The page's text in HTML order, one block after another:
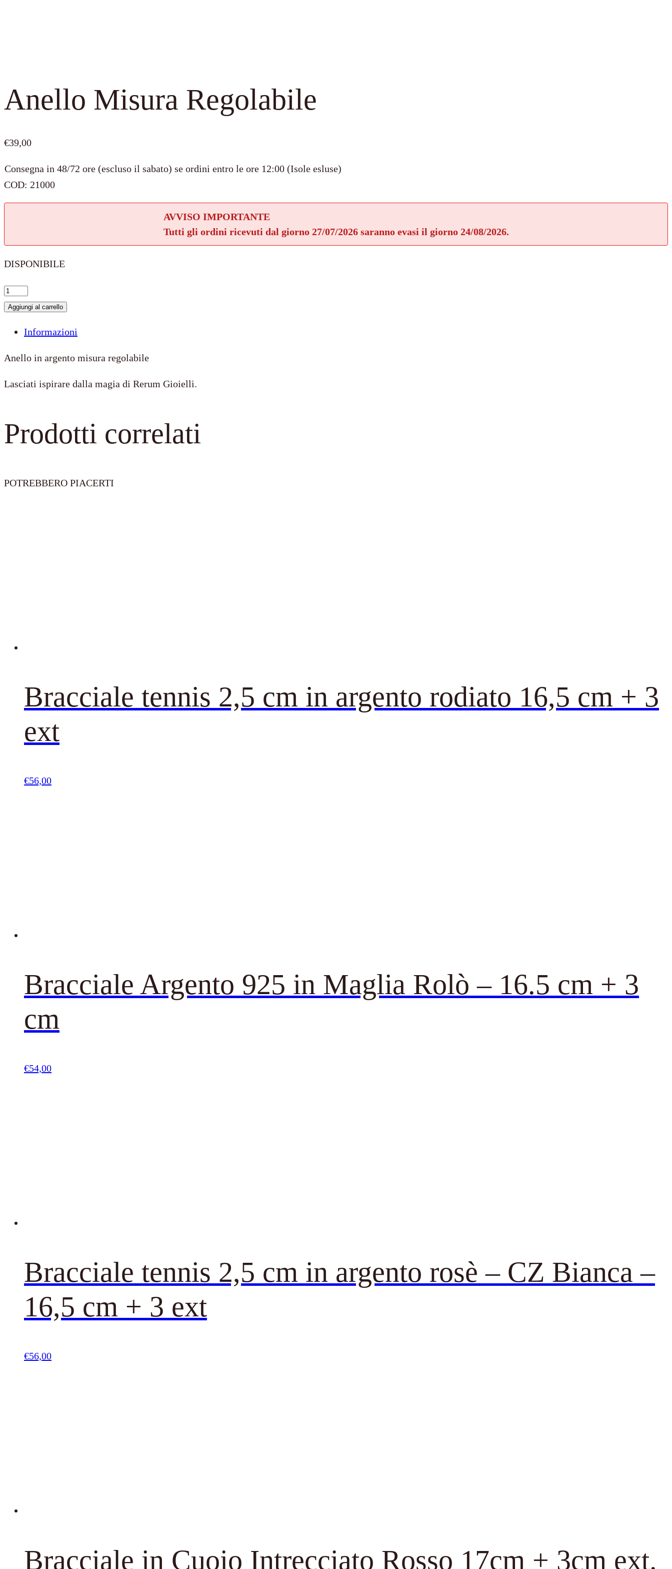
Anello Misura Regolabile
€39,00
Consegna in 48/72 ore (escluso il sabato) se ordini entro le ore 12:00 (Isole esluse)
COD: 21000
AVVISO IMPORTANTE
Tutti gli ordini ricevuti dal giorno 27/07/2026 saranno evasi il giorno 24/08/2026.
DISPONIBILE
Anello
Misura
quantità
Aggiungi al carrello
Informazioni
Anello in argento misura regolabile
Lasciati ispirare dalla magia di Rerum Gioielli.
Prodotti correlati
POTREBBERO PIACERTI
Bracciale tennis 2,5 cm in argento rodiato 16,5 cm + 3
ext
€56,00
Bracciale Argento 925 in Maglia Rolò – 16.5 cm + 3
cm
€54,00
Bracciale tennis 2,5 cm in argento rosè – CZ Bianca –
16,5 cm + 3 ext
€56,00
Bracciale in Cuoio Intrecciato Rosso 17cm + 3cm ext.